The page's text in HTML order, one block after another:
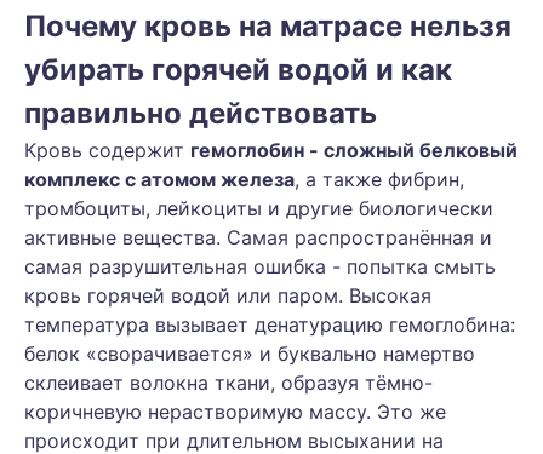
Почему кровь на матрасе нельзя
убирать горячей водой и как
правильно действовать
Кровь содержит гемоглобин - сложный белковый
комплекс с атомом железа, а также фибрин,
тромбоциты, лейкоциты и другие биологически
активные вещества. Самая распространённая и
самая разрушительная ошибка - попытка смыть
кровь горячей водой или паром. Высокая
температура вызывает денатурацию гемоглобина:
белок «сворачивается» и буквально намертво
склеивает волокна ткани, образуя тёмно-
коричневую нерастворимую массу. Это же
происходит при длительном высыхании на